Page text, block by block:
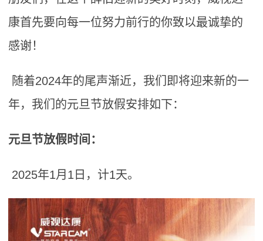
康首先要向每一位努力前行的你致以最诚挚的
感谢！
随着2024年的尾声渐近，我们即将迎来新的一
年，我们的元旦节放假安排如下：
元旦节放假时间：
2025年1月1日，计1天。